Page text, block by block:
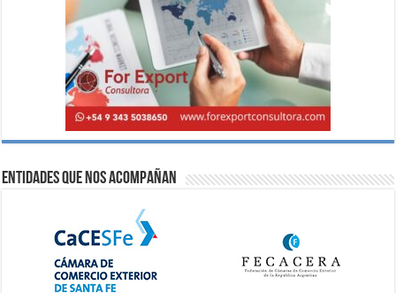
Entidades que nos acompañan